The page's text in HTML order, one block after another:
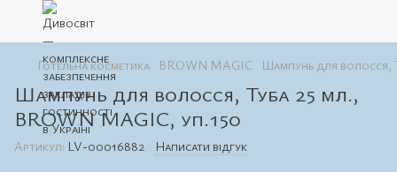
Готельна косметика BROWN MAGIC Шампунь для волосся,
Шампунь для волосся, Туба 25 мл.,
BROWN MAGIC, уп.150
Артикул: LV-00016882 Написати відгук